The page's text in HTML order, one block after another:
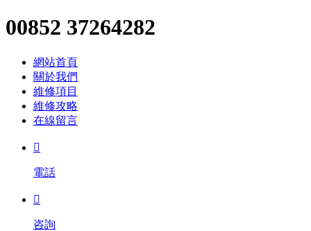
00852 37264282
網站首頁
關於我們
維修項目
維修攻略
在線留言

電話

咨詢